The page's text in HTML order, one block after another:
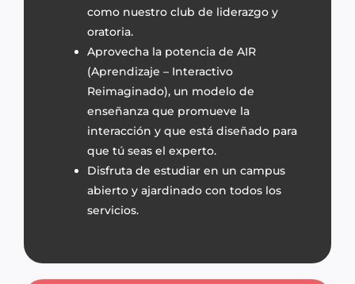
como nuestro club de liderazgo y
oratoria.
Aprovecha la potencia de AIR
(Aprendizaje – Interactivo
Reimaginado), un modelo de
enseñanza que promueve la
interacción y que está diseñado para
que tú seas el experto.
Disfruta de estudiar en un campus
abierto y ajardinado con todos los
servicios.